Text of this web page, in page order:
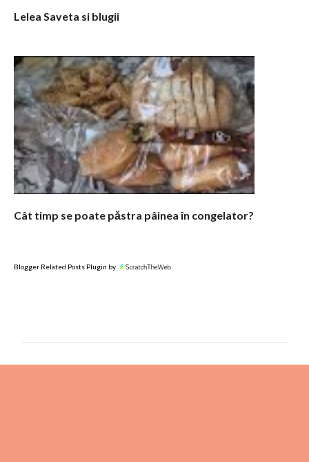
Lelea Saveta si blugii
Cât timp se poate păstra pâinea în congelator?
Blogger Related Posts Plugin by